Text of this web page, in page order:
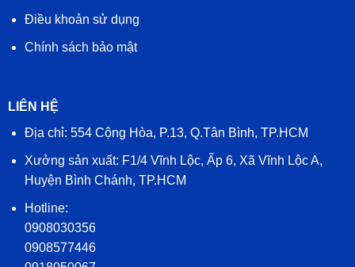
Điều khoản sử dụng
Chính sách bảo mật
LIÊN HỆ
Địa chỉ: 554 Cộng Hòa, P.13, Q.Tân Bình, TP.HCM
Xưởng sản xuất: F1/4 Vĩnh Lộc, Ấp 6, Xã Vĩnh Lộc A,
Huyện Bình Chánh, TP.HCM
Hotline:
0908030356
0908577446